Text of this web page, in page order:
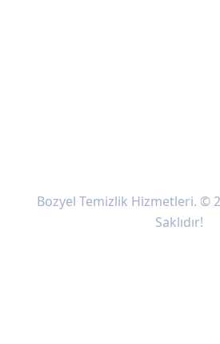
Bozyel Temizlik Hizmetleri. ©
Saklıdır!